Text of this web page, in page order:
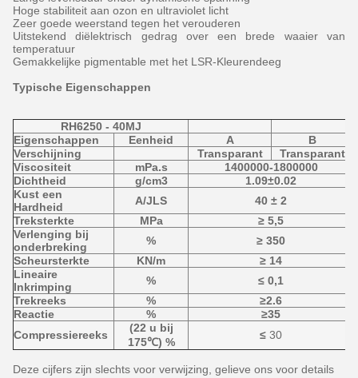
Hoge stabiliteit aan ozon en ultraviolet licht
Zeer goede weerstand tegen het verouderen
Uitstekend diëlektrisch gedrag over een brede waaier van
temperatuur
Gemakkelijke pigmentable met het LSR-Kleurendeeg
Typische Eigenschappen
RH6250 - 40MJ
Eigenschappen
Eenheid A
B
Verschijning
Transparant
Transparant
Viscositeit
mPa.s
1400000-1800000
Dichtheid
g/cm3
1.09±0.02
Kust een
Hardheid
A/JLS
40 ± 2
Treksterkte
MPa
≥ 5,5
Verlenging bij
onderbreking
%
≥ 350
Scheursterkte
KN/m
≥ 14
Lineaire
Inkrimping
%
≤ 0,1
Trekreeks
%
≥2.6
Reactie
%
≥35
Compressiereeks
(22 u bij
175℃) %
≤ 30
Deze cijfers zijn slechts voor verwijzing, gelieve ons voor details